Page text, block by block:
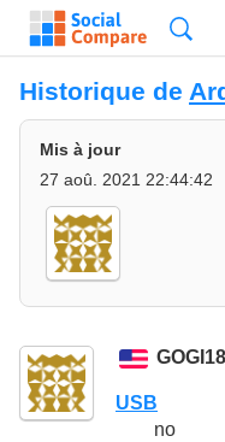
Historique de
Mis à jour
27 aoû. 2021 22:44:42
USB
no